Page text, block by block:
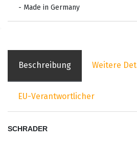
- Made in Germany
Beschreibung Weitere
EU-Verantwortlicher
SCHRADER